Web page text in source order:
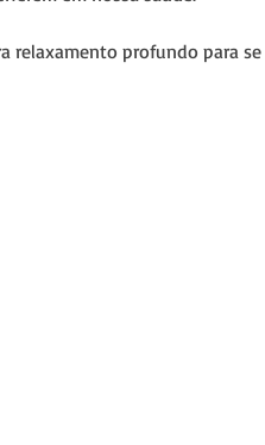
relaxamento profundo para